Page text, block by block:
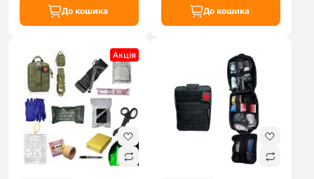
До кошика До кошика
Акцiя